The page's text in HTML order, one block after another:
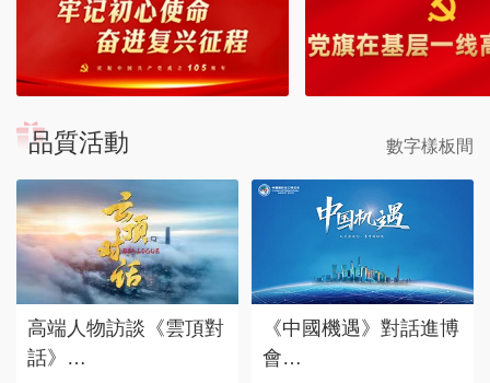
品質活動 數字樣板間
高端人物訪談《雲頂對
話》
《中國機遇》對話進博
會